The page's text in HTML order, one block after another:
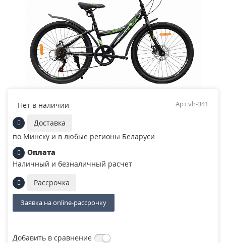
Нет в наличии Арт.vh-341
Доставка
по Минску и в любые регионы Беларуси
Оплата
Наличный и безналичный расчет
Рассрочка
Заявка на online-рассрочку
Добавить в сравнение